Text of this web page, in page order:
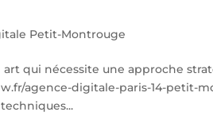
Petit-Montrouge
qui nécessite une approche
agence-digitale-paris-14-petit-